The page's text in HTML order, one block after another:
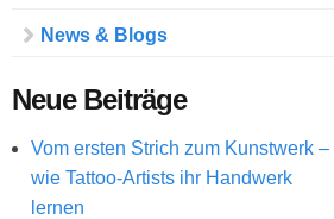
News & Blogs
Neue Beiträge
Vom ersten Strich zum Kunstwerk –
wie Tattoo-Artists ihr Handwerk
lernen